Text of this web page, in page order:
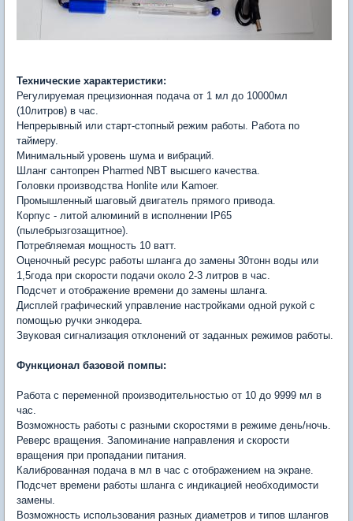
Технические характеристики:
Регулируемая прецизионная подача от 1 мл до 10000мл
(10литров) в час.
Непрерывный или старт-стопный режим работы. Работа по
таймеру.
Минимальный уровень шума и вибраций.
Шланг сантопрен Pharmed NBT высшего качества.
Головки производства Honlite или Kamoer.
Промышленный шаговый двигатель прямого привода.
Корпус - литой алюминий в исполнении IP65
(пылебрызгозащитное).
Потребляемая мощность 10 ватт.
Оценочный ресурс работы шланга до замены 30тонн воды или
1,5года при скорости подачи около 2-3 литров в час.
Подсчет и отображение времени до замены шланга.
Дисплей графический управление настройками одной рукой с
помощью ручки энкодера.
Звуковая сигнализация отклонений от заданных режимов работы.
Функционал базовой помпы:
Работа с переменной производительностью от 10 до 9999 мл в
час.
Возможность работы с разными скоростями в режиме день/ночь.
Реверс вращения. Запоминание направления и скорости
вращения при пропадании питания.
Калиброванная подача в мл в час с отображением на экране.
Подсчет времени работы шланга с индикацией необходимости
замены.
Возможность использования разных диаметров и типов шлангов